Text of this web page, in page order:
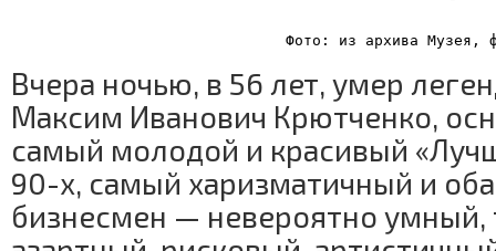
Фото: из архива Музея,
Вчера ночью, в 56 лет, умер
Максим Иванович Крютченко,
самый молодой и красивый
90-х, самый харизматичный и
бизнесмен — невероятно умный,